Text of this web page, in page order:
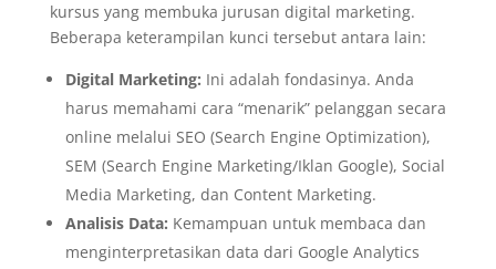
kursus yang membuka jurusan digital marketing.
Beberapa keterampilan kunci tersebut antara lain:
Digital Marketing: Ini adalah fondasinya. Anda
harus memahami cara “menarik” pelanggan secara
online melalui SEO (Search Engine Optimization),
SEM (Search Engine Marketing/Iklan Google), Social
Media Marketing, dan Content Marketing.
Analisis Data: Kemampuan untuk membaca dan
menginterpretasikan data dari Google Analytics